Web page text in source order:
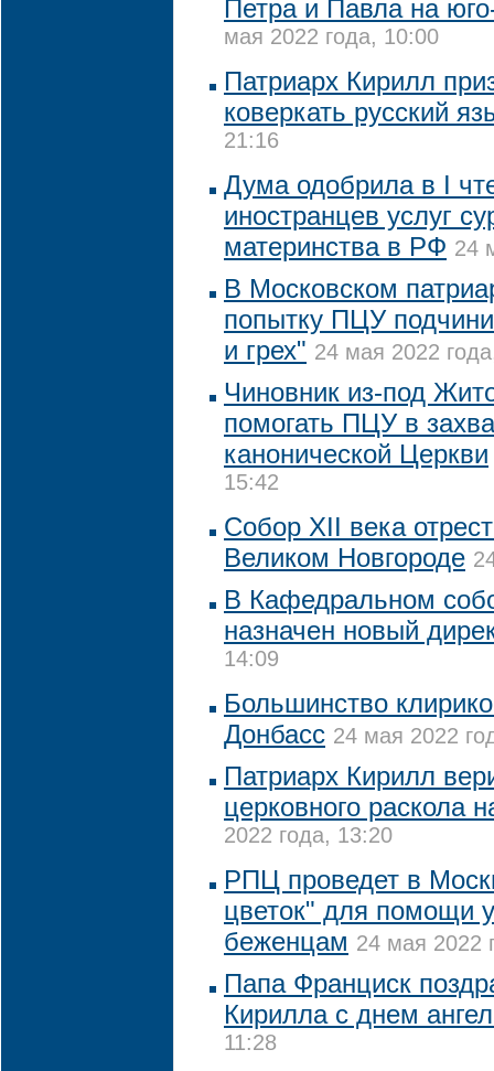
Петра и Павла на
мая 2022 года, 10:00
Патриарх Кирилл
коверкать русский
21:16
Дума одобрила в I
иностранцев услуг
материнства в РФ 24
В Московском
попытку ПЦУ
и грех" 24 мая 2022
Чиновник из-под
помогать ПЦУ в
канонической Церкви
15:42
Собор XII века
Великом Новгороде
В Кафедральном
назначен новый
14:09
Большинство
Донбасс 24 мая 2022
Патриарх Кирилл
церковного раскола
2022 года, 13:20
РПЦ проведет в
цветок" для помощи
беженцам 24 мая 2022
Папа Франциск
Кирилла с днем
11:28